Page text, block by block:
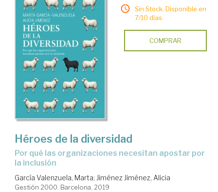
Sin Stock. Disponible en
7/10 días.
COMPRAR
Héroes de la diversidad
por qué las organizaciones necesitan apostar por
la inclusión
García Valenzuela, Marta; Jiménez Jiménez, Alicia
Gestión 2000. Barcelona, 2019